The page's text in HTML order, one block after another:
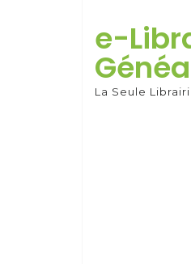
content
e-
La Seule